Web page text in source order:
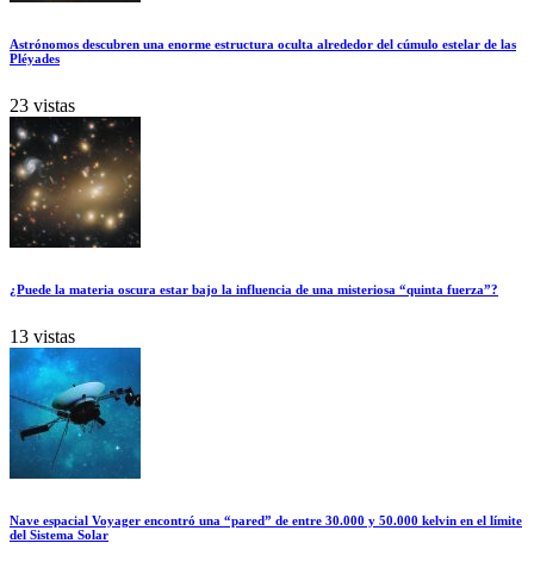
Astrónomos descubren una enorme estructura oculta alrededor del cúmulo estelar de las
Pléyades
23 vistas
¿Puede la materia oscura estar bajo la influencia de una misteriosa “quinta fuerza”?
13 vistas
Nave espacial Voyager encontró una “pared” de entre 30.000 y 50.000 kelvin en el límite
del Sistema Solar